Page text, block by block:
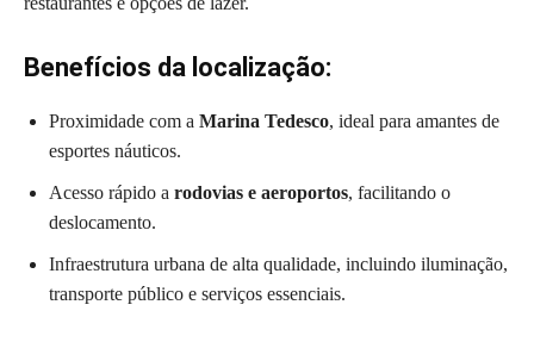
Benefícios da localização:
Proximidade com a Marina Tedesco, ideal para amantes de
esportes náuticos.
Acesso rápido a rodovias e aeroportos, facilitando o
deslocamento.
Infraestrutura urbana de alta qualidade, incluindo iluminação,
transporte público e serviços essenciais.